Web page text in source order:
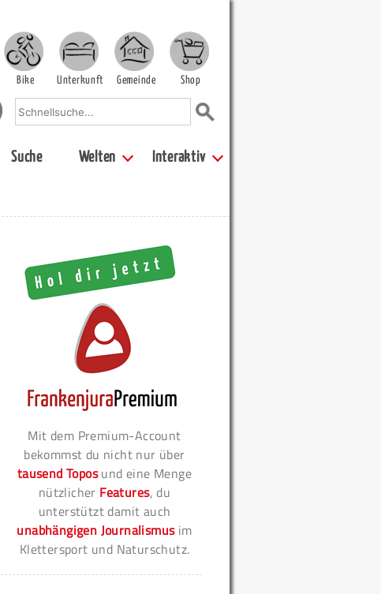
Bike Unterkunft Gemeinde Shop
Suche Welten Interaktiv
Mit dem Premium-Account
bekommst du nicht nur über
tausend Toposund eine Menge
nützlicher Features, du
unterstützt damit auch
unabhängigen Journalismusim
Klettersport und Naturschutz.